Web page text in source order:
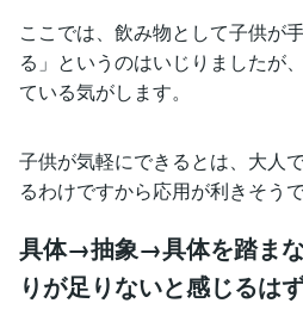
ここでは、飲み物として子供が
る」というのはいじりましたが
ている気がします。
子供が気軽にできるとは、大人
るわけですから応用が利きそうで
具体→抽象→具体を踏ま
りが足りないと感じるは